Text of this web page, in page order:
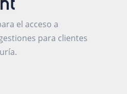
el acceso a
para clientes